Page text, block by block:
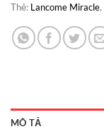
Thẻ: Lancome Miracle,
MÔ TẢ